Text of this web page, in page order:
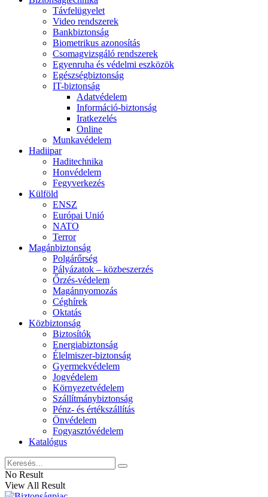
Távfelügyelet
Video rendszerek
Bankbiztonság
Biometrikus azonosítás
Csomagvizsgáló rendszerek
Egyenruha és védelmi eszközök
Egészségbiztonság
IT-biztonság
Adatvédelem
Információ-biztonság
Iratkezelés
Online
Munkavédelem
Hadiipar
Haditechnika
Honvédelem
Fegyverkezés
Külföld
ENSZ
Európai Unió
NATO
Terror
Magánbiztonság
Polgárőrség
Pályázatok – közbeszerzés
Őrzés-védelem
Magánnyomozás
Céghírek
Oktatás
Közbiztonság
Biztosítók
Energiabiztonság
Élelmiszer-biztonság
Gyermekvédelem
Jogvédelem
Környezetvédelem
Szállítmánybiztonság
Pénz- és értékszállítás
Önvédelem
Fogyasztóvédelem
Katalógus
No Result
View All Result